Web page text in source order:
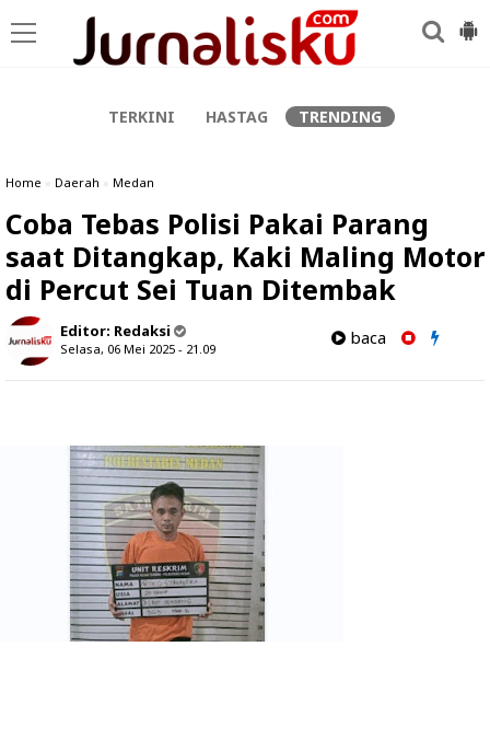
TERKINI HASTAG TRENDING
Home » Daerah » Medan
Coba Tebas Polisi Pakai Parang
saat Ditangkap, Kaki Maling Motor
di Percut Sei Tuan Ditembak
Editor: Redaksi
Selasa, 06 Mei 2025 - 21.09
baca